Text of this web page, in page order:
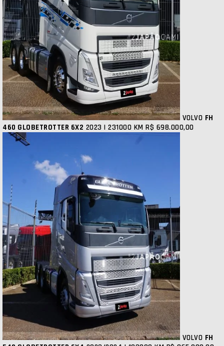
VOLVO FH
460 GLOBETROTTER 6X2 2023 | 231000 KM R$ 698.000,00
VOLVO FH